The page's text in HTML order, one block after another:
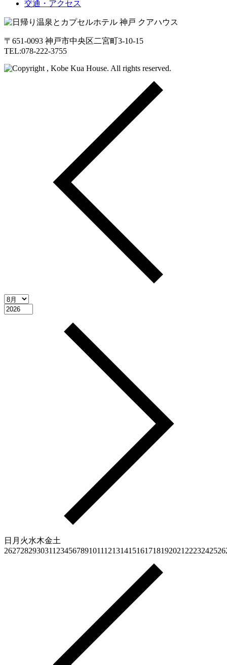
交通・アクセス
〒651-0093 神戸市中央区二宮町3-10-15
TEL:078-222-3755
日 月 火水木金土
2627282930311 23456789101112131415161718192021 2223242526